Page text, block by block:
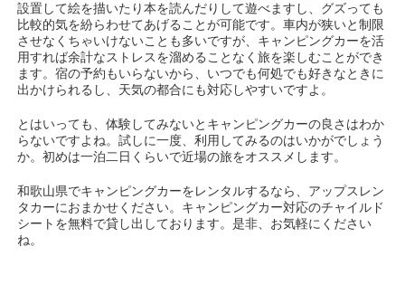
設置して絵を描いたり本を読んだりして遊べますし、グズっても
比較的気を紛らわせてあげることが可能です。車内が狭いと制限
させなくちゃいけないことも多いですが、キャンピングカーを活
用すれば余計なストレスを溜めることなく旅を楽しむことができ
ます。宿の予約もいらないから、いつでも何処でも好きなときに
出かけられるし、天気の都合にも対応しやすいですよ。
とはいっても、体験してみないとキャンピングカーの良さはわか
らないですよね。試しに一度、利用してみるのはいかがでしょう
か。初めは一泊二日くらいで近場の旅をオススメします。
和歌山県でキャンピングカーをレンタルするなら、アップスレン
タカーにおまかせください。キャンピングカー対応のチャイルド
シートを無料で貸し出しております。是非、お気軽にください
ね。